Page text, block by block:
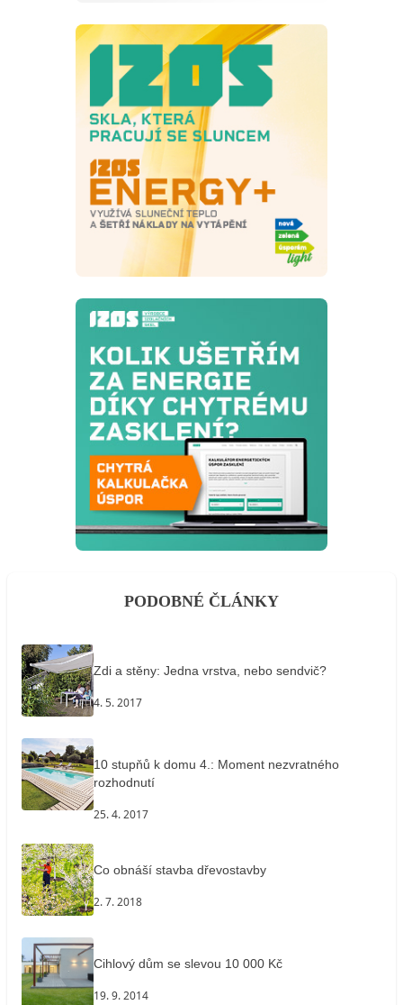
PODOBNÉ ČLÁNKY
Zdi a stěny: Jedna vrstva, nebo sendvič?
4. 5. 2017
10 stupňů k domu 4.: Moment nezvratného
rozhodnutí
25. 4. 2017
Co obnáší stavba dřevostavby
2. 7. 2018
Cihlový dům se slevou 10 000 Kč
19. 9. 2014